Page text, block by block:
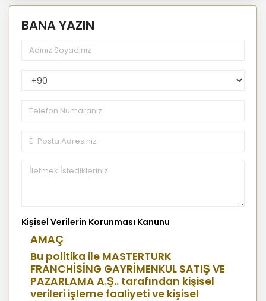
BANA YAZIN
PhoneNumberCountryPhoneCode
Kişisel Verilerin Korunması Kanunu
AMAÇ
Bu politika ile MASTERTURK
FRANCHİSİNG GAYRİMENKUL SATIŞ VE
PAZARLAMA A.Ş.. tarafından kişisel
verileri işleme faaliyeti ve kişisel